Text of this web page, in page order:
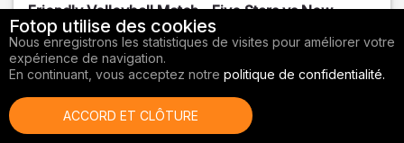
Friendly Volleyball Match - Five Stars vs New
Sports BR
Orange County, FL
Volley-ball
Fotop utilise des cookies
Nous enregistrons les statistiques de visites pour améliorer votre
expérience de navigation.
En continuant, vous acceptez notre politique de confidentialité.
ACCORD ET CLÔTURE